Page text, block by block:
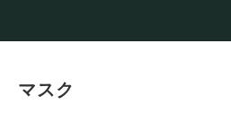
マスク